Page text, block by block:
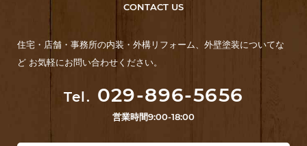
CONTACT US
住宅・店舗・事務所の内装・外構リフォーム、外壁塗装についてな
ど お気軽にお問い合わせください。
Tel. 029-896-5656
営業時間9:00-18:00